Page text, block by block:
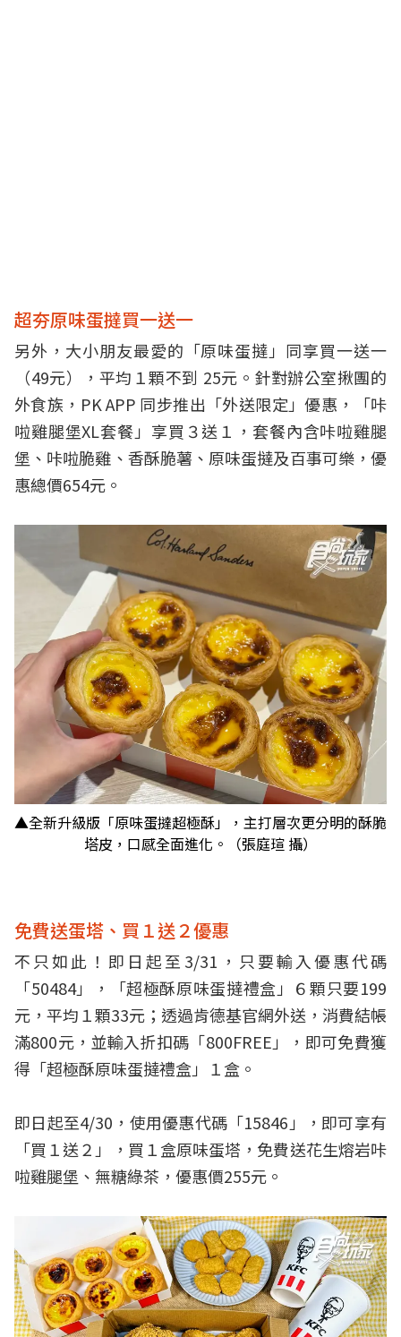
超夯原味蛋撻買一送一
另外，大小朋友最愛的「原味蛋撻」同享買一送一
（49元），平均１顆不到 25元。針對辦公室揪團的
外食族，PK APP 同步推出「外送限定」優惠，「咔
啦雞腿堡XL套餐」享買３送１，套餐內含咔啦雞腿
堡、咔啦脆雞、香酥脆薯、原味蛋撻及百事可樂，優
惠總價654元。
▲全新升級版「原味蛋撻超極酥」，主打層次更分明的酥脆
塔皮，口感全面進化。（張庭瑄 攝）
免費送蛋塔、買１送２優惠
不只如此！即日起至3/31，只要輸入優惠代碼
「50484」，「超極酥原味蛋撻禮盒」６顆只要199
元，平均１顆33元；透過肯德基官網外送，消費結帳
滿800元，並輸入折扣碼「800FREE」，即可免費獲
得「超極酥原味蛋撻禮盒」１盒。
即日起至4/30，使用優惠代碼「15846」，即可享有
「買１送２」，買１盒原味蛋塔，免費送花生熔岩咔
啦雞腿堡、無糖綠茶，優惠價255元。